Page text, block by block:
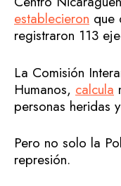
establecieron que
registraron 113
La Comisión
Humanos, calcula
personas heridas
Pero no solo la
represión.